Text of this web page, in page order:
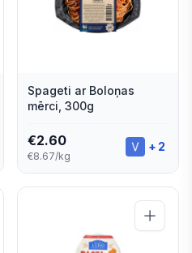
Spageti ar Boloņas
mērci, 300g
€2.60
€8.67/kg
+ 2